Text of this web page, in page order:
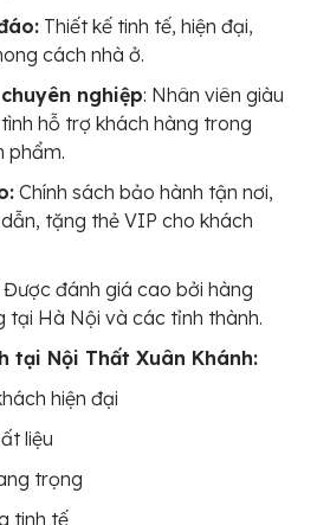
Thiết kế tinh tế, hiện đại,
cách nhà ở.
nghiệp: Nhân viên giàu
hỗ trợ khách hàng trong
phẩm.
Chính sách bảo hành tận nơi,
tặng thẻ VIP cho khách
Được đánh giá cao bởi hàng
tại Hà Nội và các tỉnh thành.
tại Nội Thất Xuân Khánh:
hiện đại
liệu
trọng
tinh tế